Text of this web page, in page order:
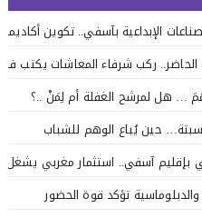
الإبداعية بآسفي.. تكوين
الحاضر.. ركب شرفاء المعاشات يكتب
… هل لمرشح الغفلة أم لِمَنْ ..؟
حين يُباع الوهم للشباب
آسفي.. استثمار مغربي يشغل 110 عاملاً
تؤكد قوة الحضور